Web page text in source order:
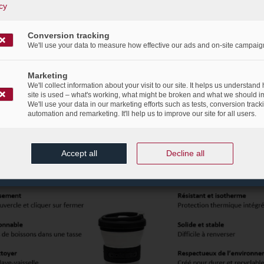
« Greencup » qui remplaceront les gobelets jetables en
à chaque employé un « Pokito » pour la consommation
vous demander qu’est-ce qu’un Pokito ?
et écologiques s’intègrent parfaitement dans la
à limiter davantage notre production de déchets. De
réalisés à partir de matériaux recyclés ! Désormais, les
boissons chaudes ou froides partout avec eux, tout
Conversion tracking
We'll use your data to measure how effective our ads and on-site
Marketing
We'll collect information about your visit to our site. It helps us understand
site is used – what's working, what might be broken and what we should
We'll use your data in our marketing efforts such as tests, conversion
automation and remarketing. It'll help us to improve our site for all users.
Accept all Decline all